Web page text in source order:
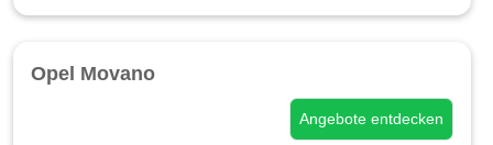
Opel Movano
Angebote entdecken